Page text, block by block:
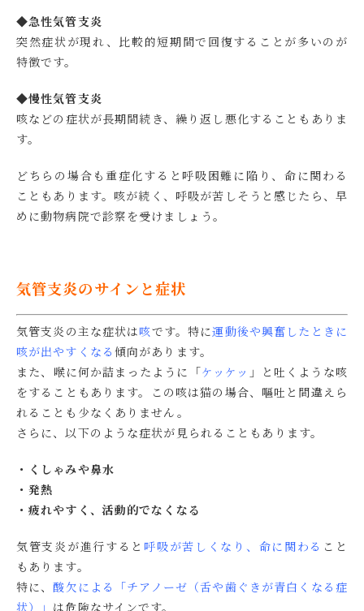
◆急性気管支炎
突然症状が現れ、比較的短期間で回復することが多いのが
特徴です。
◆慢性気管支炎
咳などの症状が長期間続き、繰り返し悪化することもありま
す。
どちらの場合も重症化すると呼吸困難に陥り、命に関わる
こともあります。咳が続く、呼吸が苦しそうと感じたら、早
めに動物病院で診察を受けましょう。
気管支炎のサインと症状
気管支炎の主な症状は咳です。特に運動後や興奮したときに
咳が出やすくなる 傾向があります。
また、喉に何か詰まったように 「ケッケッ 」
と吐くような咳
をすることもあります。この咳は猫の場合、嘔吐と間違えら
れることも少なくありません。
さらに、以下のような症状が見られることもあります。
・くしゃみや鼻水
・発熱
・疲れやすく、活動的でなくなる
気管支炎が進行すると 呼吸が苦しくなり、命に関わる こと
もあります。
特に、酸欠による「チアノーゼ（舌や歯ぐきが青白くなる症
状）」 は危険なサインです。